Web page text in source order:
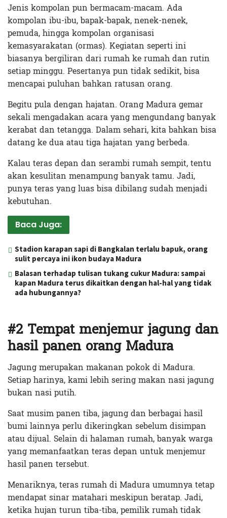
Jenis kompolan pun bermacam-macam. Ada
kompolan ibu-ibu, bapak-bapak, nenek-nenek,
pemuda, hingga kompolan organisasi
kemasyarakatan (ormas). Kegiatan seperti ini
biasanya bergiliran dari rumah ke rumah dan rutin
setiap minggu. Pesertanya pun tidak sedikit, bisa
mencapai puluhan bahkan ratusan orang.
Begitu pula dengan hajatan. Orang Madura gemar
sekali mengadakan acara yang mengundang banyak
kerabat dan tetangga. Dalam sehari, kita bahkan bisa
datang ke dua atau tiga hajatan yang berbeda.
Kalau teras depan dan serambi rumah sempit, tentu
akan kesulitan menampung banyak tamu. Jadi,
punya teras yang luas bisa dibilang sudah menjadi
kebutuhan.
Baca Juga:
Stadion karapan sapi di Bangkalan terlalu bapuk, orang
sulit percaya ini ikon budaya Madura
Balasan terhadap tulisan tukang cukur Madura: sampai
kapan Madura terus dikaitkan dengan hal-hal yang tidak
ada hubungannya?
#2 Tempat menjemur jagung dan
hasil panen orang Madura
Jagung merupakan makanan pokok di Madura.
Setiap harinya, kami lebih sering makan nasi jagung
bukan nasi putih.
Saat musim panen tiba, jagung dan berbagai hasil
bumi lainnya perlu dikeringkan sebelum disimpan
atau dijual. Selain di halaman rumah, banyak warga
yang memanfaatkan teras depan untuk menjemur
hasil panen tersebut.
Menariknya, teras rumah di Madura umumnya tetap
mendapat sinar matahari meskipun beratap. Jadi,
ketika hujan turun tiba-tiba, pemilik rumah tidak